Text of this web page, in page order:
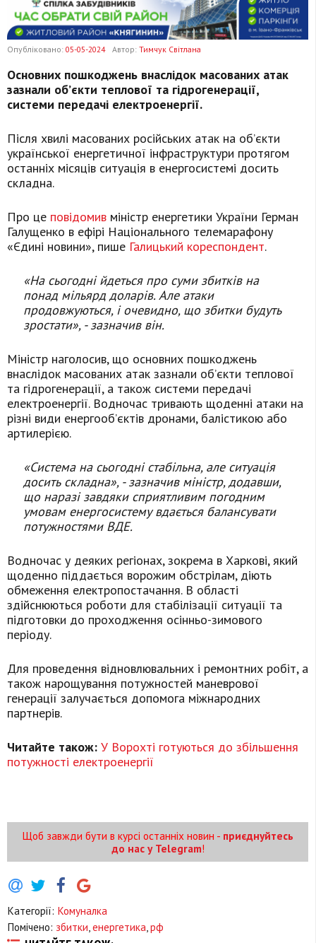
Опубліковано: 05-05-2024 Автор: Тимчук Світлана
Основних пошкоджень внаслідок масованих атак
зазнали об’єкти теплової та гідрогенерації,
системи передачі електроенергії.
Після хвилі масованих російських атак на об’єкти
української енергетичної інфраструктури протягом
останніх місяців ситуація в енергосистемі досить
складна.
Про це повідомив міністр енергетики України Герман
Галущенко в ефірі Національного телемарафону
«Єдині новини», пише Галицький кореспондент.
«На сьогодні йдеться про суми збитків на
понад мільярд доларів. Але атаки
продовжуються, і очевидно, що збитки будуть
зростати», - зазначив він.
Міністр наголосив, що основних пошкоджень
внаслідок масованих атак зазнали об’єкти теплової
та гідрогенерації, а також системи передачі
електроенергії. Водночас тривають щоденні атаки на
різні види енергооб’єктів дронами, балістикою або
артилерією.
«Система на сьогодні стабільна, але ситуація
досить складна», - зазначив міністр, додавши,
що наразі завдяки сприятливим погодним
умовам енергосистему вдається балансувати
потужностями ВДЕ.
Водночас у деяких регіонах, зокрема в Харкові, який
щоденно піддається ворожим обстрілам, діють
обмеження електропостачання. В області
здійснюються роботи для стабілізації ситуації та
підготовки до проходження осінньо-зимового
періоду.
Для проведення відновлювальних і ремонтних робіт, а
також нарощування потужностей маневрової
генерації залучається допомога міжнародних
партнерів.
Читайте також: У Ворохті готуються до збільшення
потужності електроенергії
Щоб завжди бути в курсі останніх новин - приєднуйтесь
до нас у Telegram!
Категорії: Комуналка
Помічено: збитки енергетика рф